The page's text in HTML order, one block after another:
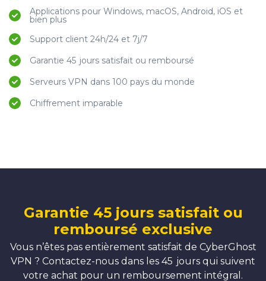
Applications pour Windows, macOS, Android, iOS et
bien plus
Support client 24h/24 et 7j/7
Garantie 45 jours satisfait ou remboursé
Serveurs VPN dans 100 pays du monde
Chiffrement imparable
Garantie 45 jours satisfait ou
remboursé exclusive
Vous n’êtes pas entièrement satisfait de CyberGhost
VPN ? Contactez-nous dans les 45 jours qui suivent
votre achat pour un remboursement intégral.